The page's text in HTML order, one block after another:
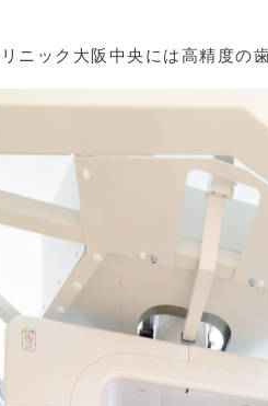
ニック大阪中央には高精度の